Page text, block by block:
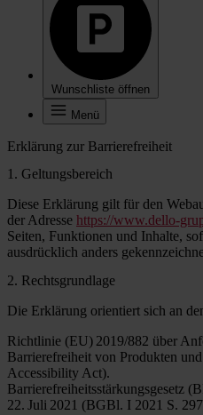
Wunschliste öffnen
Menü
Erklärung zur Barrierefreiheit
1. Geltungsbereich
Diese Erklärung gilt für den
der Adresse https://www.dello-
Seiten, Funktionen und Inhalte,
ausdrücklich anders
2. Rechtsgrundlage
Die Erklärung orientiert sich an
Richtlinie (EU) 2019/882 über
Barrierefreiheit von Produkten
Accessibility Act).
Barrierefreiheitsstärkungsgesetz
22. Juli 2021 (BGBl. I 2021 S.